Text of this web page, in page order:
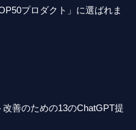
プロダクト」に選ばれま
善のための13のChatGPT提